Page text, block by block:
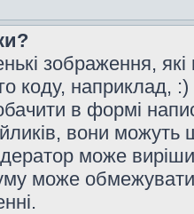
зображення, які
коду, наприклад,
в формі
вони
може
може обмежувати